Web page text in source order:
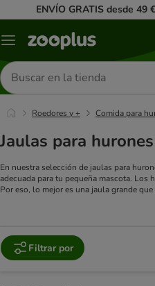
ENVÍO GRATIS desde 49
Menú
Buscar
productos
Roedores y + Comida para
Jaulas para hurones
En nuestra selección de jaulas para
adecuada para tu pequeña mascota. Los
Por eso, lo mejor es una jaula grande
Filtrar por